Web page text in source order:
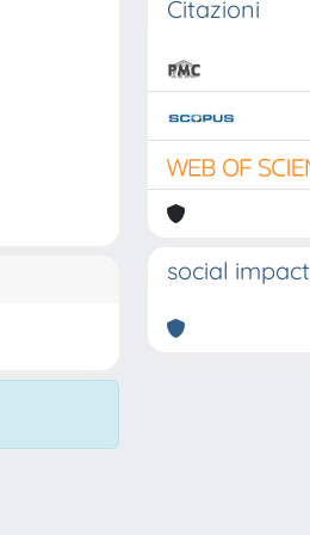
Citazioni
social impact